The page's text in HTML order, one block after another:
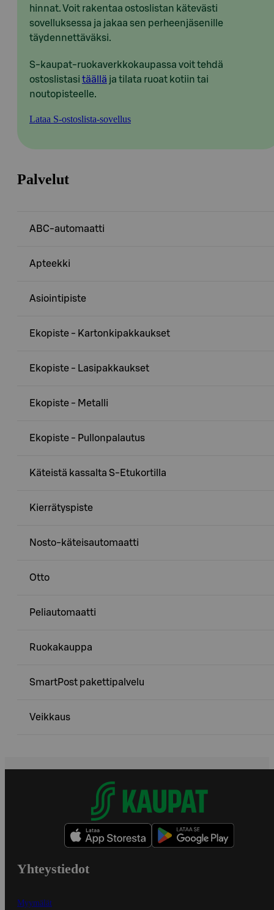
hinnat. Voit rakentaa ostoslistan kätevästi
sovelluksessa ja jakaa sen perheenjäsenille
täydennettäväksi.
S-kaupat-ruokaverkkokaupassa voit tehdä
ostoslistasi täällä ja tilata ruoat kotiin tai
noutopisteelle.
Lataa S-ostoslista-sovellus
Palvelut
ABC-automaatti
Apteekki
Asiointipiste
Ekopiste - Kartonkipakkaukset
Ekopiste - Lasipakkaukset
Ekopiste - Metalli
Ekopiste - Pullonpalautus
Käteistä kassalta S-Etukortilla
Kierrätyspiste
Nosto-käteisautomaatti
Otto
Peliautomaatti
Ruokakauppa
SmartPost pakettipalvelu
Veikkaus
Yhteystiedot
Myymälät